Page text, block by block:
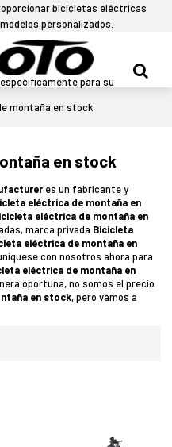
bicicletas eléctricas
personalizados.
para su
montaña en stock
en stock
es un fabricante y
eléctrica de montaña en
eléctrica de montaña en
marca privada Bicicleta
eléctrica de montaña en
con nosotros ahora para
eléctrica de montaña en
oportuna, no somos el precio
en stock, pero vamos a